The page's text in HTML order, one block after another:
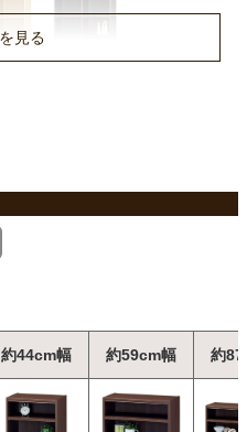
約44cm幅 約59cm幅 約